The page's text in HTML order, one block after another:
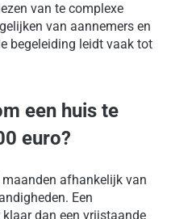
van te complexe
van aannemers en
begeleiding leidt vaak tot
een huis te
euro?
afhankelijk van
Een
dan een vrijstaande